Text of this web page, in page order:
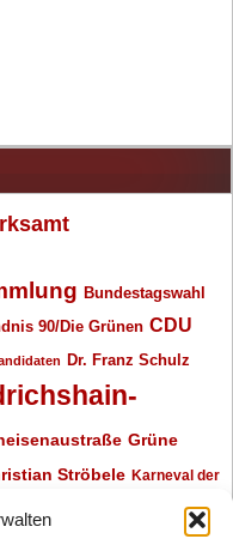
Bundestagswahl
90/Die Grünen CDU
Dr. Franz Schulz
Grüne
Ströbele Karneval der